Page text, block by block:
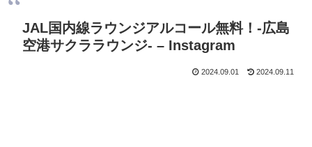
JAL国内線ラウンジアルコール無料！-広島
空港サクララウンジ- – Instagram
2024.09.01 2024.09.11